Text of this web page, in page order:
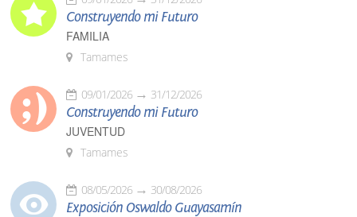
Construyendo mi Futuro
FAMILIA
Tamames
09/01/2026 31/12/2026
Construyendo mi Futuro
JUVENTUD
Tamames
08/05/2026 30/08/2026
Exposición Oswaldo Guayasamín